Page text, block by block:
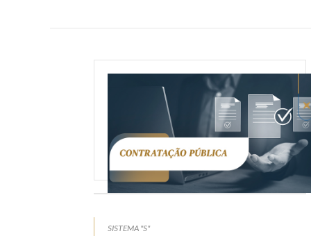
SISTEMA "S"